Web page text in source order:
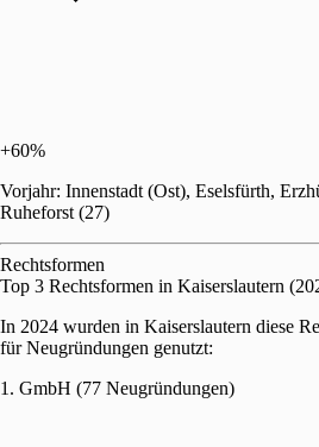
+60%
Vorjahr: Innenstadt (Ost), Eselsfürth,
Ruheforst (27)
Rechtsformen
Top 3 Rechtsformen in Kaiserslautern
In 2024 wurden in Kaiserslautern diese
für Neugründungen genutzt:
1. GmbH (77 Neugründungen)